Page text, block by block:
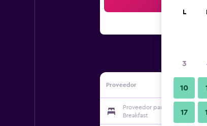
Proveedor
Proveedor para Stonehaven
Breakfast
L
3
10
17